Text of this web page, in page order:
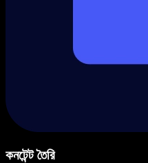
কনটেন্ট তৈরি